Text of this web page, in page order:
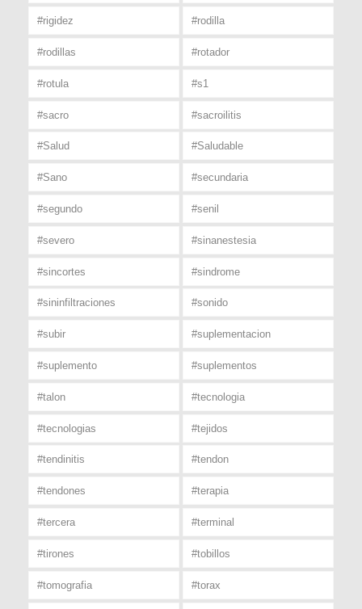
#rigidez #rodilla
#rodillas #rotador
#rotula #s1
#sacro #sacroilitis
#Salud #Saludable
#Sano #secundaria
#segundo #senil
#severo #sinanestesia
#sincortes #sindrome
#sininfiltraciones #sonido
#subir #suplementacion
#suplemento #suplementos
#talon #tecnologia
#tecnologias #tejidos
#tendinitis #tendon
#tendones #terapia
#tercera #terminal
#tirones #tobillos
#tomografia #torax